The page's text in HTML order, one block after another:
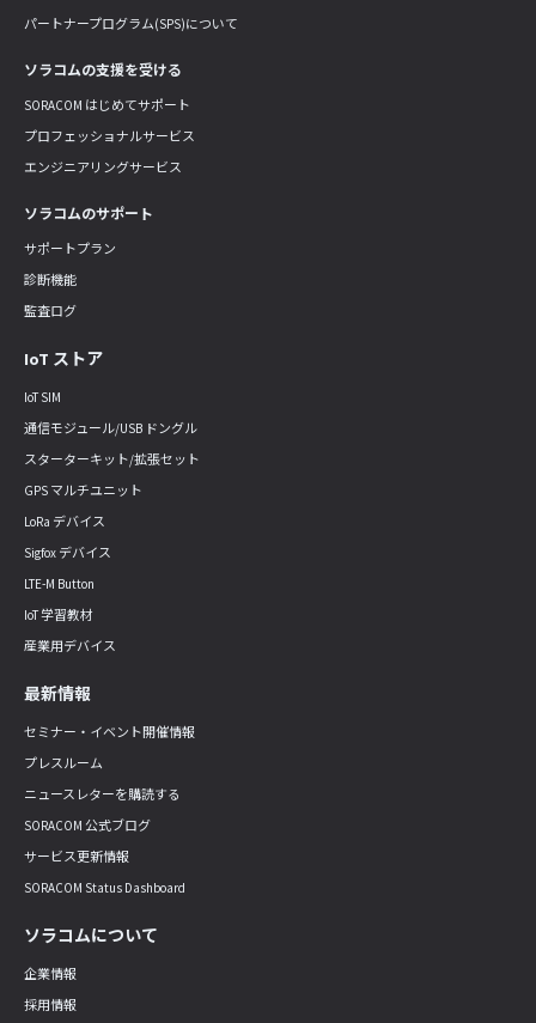
パートナープログラム(SPS)について
ソラコムの支援を受ける
SORACOM はじめてサポート
プロフェッショナルサービス
エンジニアリングサービス
ソラコムのサポート
サポートプラン
診断機能
監査ログ
IoT ストア
IoT SIM
通信モジュール/USB ドングル
スターターキット/拡張セット
GPS マルチユニット
LoRa デバイス
Sigfox デバイス
LTE-M Button
IoT 学習教材
産業用デバイス
最新情報
セミナー・イベント開催情報
プレスルーム
ニュースレターを購読する
SORACOM 公式ブログ
サービス更新情報
SORACOM Status Dashboard
ソラコムについて
企業情報
採用情報